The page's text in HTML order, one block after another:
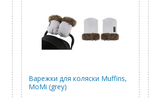
Варежки для коляски Muffins,
MoMi (grey)